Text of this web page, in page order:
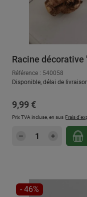
Racine décorative
Référence : 540058
Disponible, délai de
Prix régulier :
9,99 €
Prix TVA incluse, en sus Frais
Quantité de
RÉDUCTION
- 46%